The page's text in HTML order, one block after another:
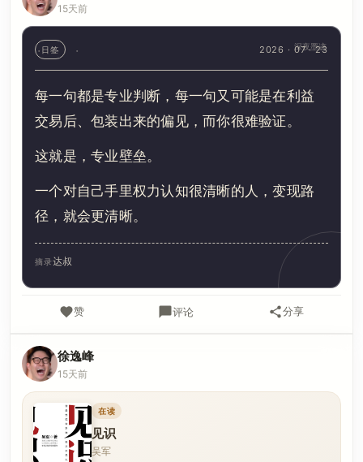
15天前
日签 2026 · 07 · 23
每一句都是专业判断，每一句又可能是在利益
交易后、包装出来的偏见，而你很难验证。
这就是，专业壁垒。
一个对自己手里权力认知很清晰的人，变现路
径，就会更清晰。
摘录达叔
深夜墨迹
赞 评论 分享
徐逸峰
15天前
在读
见识
吴军